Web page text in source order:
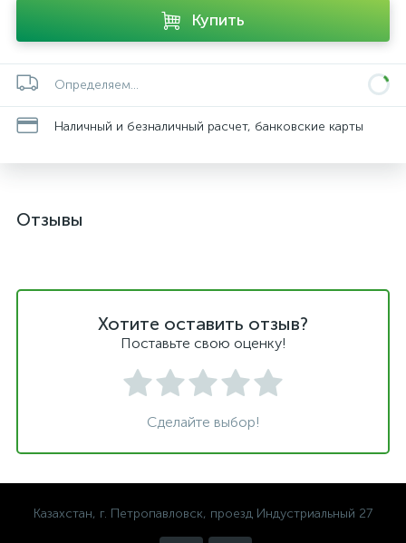
Купить
Определяем...
Наличный и безналичный расчет, банковские карты
Отзывы
Хотите оставить отзыв?
Поставьте свою оценку!
Сделайте выбор!
Казахстан, г. Петропавловск, проезд Индустриальный 27